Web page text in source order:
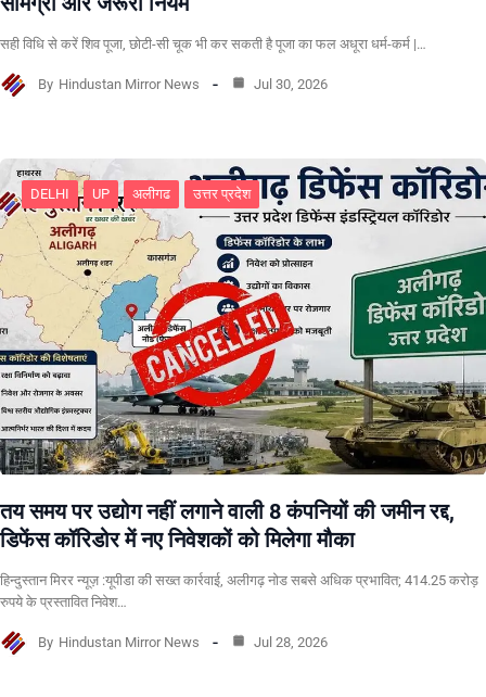
सही विधि से करें शिव पूजा, छोटी-सी चूक भी कर सकती है पूजा का फल अधूरा धर्म-कर्म |…
By Hindustan Mirror News Jul 30, 2026
DELHI UP अलीगढ उत्तर प्रदेश
तय समय पर उद्योग नहीं लगाने वाली 8 कंपनियों की जमीन रद्द,
डिफेंस कॉरिडोर में नए निवेशकों को मिलेगा मौका
हिन्दुस्तान मिरर न्यूज़ :यूपीडा की सख्त कार्रवाई, अलीगढ़ नोड सबसे अधिक प्रभावित; 414.25 करोड़
रुपये के प्रस्तावित निवेश…
By Hindustan Mirror News Jul 28, 2026